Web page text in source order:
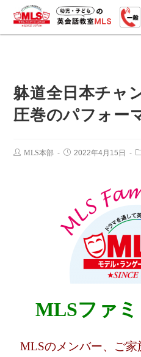
躰道全日本チャ
圧巻のパフォー
MLS本部 2022年4月15日
MLSファ
MLSのメンバー、ご